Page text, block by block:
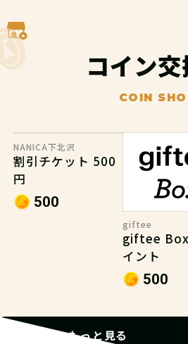
コイン
COIN
NANICA下北沢
割引チケット 500
円
500
giftee
giftee
イント
500
もっと見る